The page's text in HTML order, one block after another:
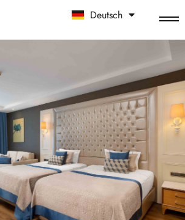
Deutsch
中文